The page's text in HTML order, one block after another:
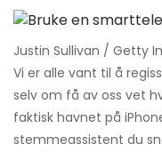
Justin Sullivan / Getty
Vi er alle vant til å
selv om få av oss vet
faktisk havnet på
stemmeassistent du